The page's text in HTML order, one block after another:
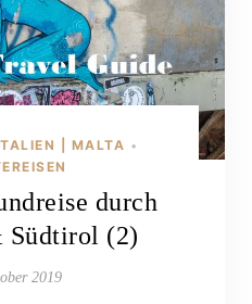
| MALTA •
durch
Südtirol (2)
2019